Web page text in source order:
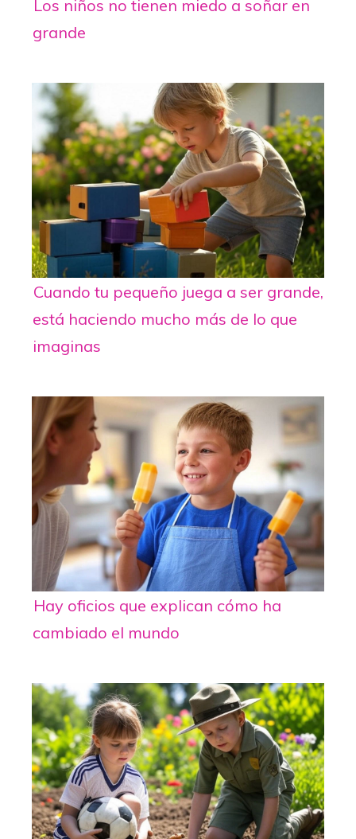
Los niños no tienen miedo a soñar en
grande
Cuando tu pequeño juega a ser grande,
está haciendo mucho más de lo que
imaginas
Hay oficios que explican cómo ha
cambiado el mundo